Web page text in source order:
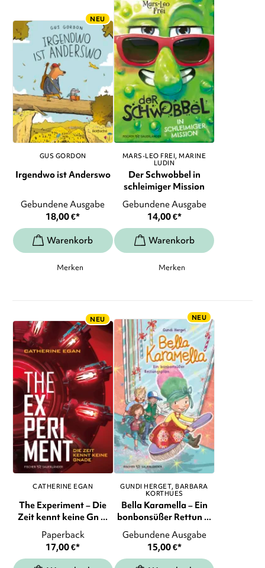
NEU
GUS GORDON
Irgendwo ist Anderswo
Gebundene Ausgabe
18,00€*
Merken
MARS-LEO FREI MARINE
LUDIN
Der Schwobbel in
schleimiger Mission
Gebundene Ausgabe
14,00€*
Merken
NEU
CATHERINE EGAN
The Experiment – Die
Zeit kennt keine Gn ...
Paperback
17,00€*
NEU
GUNDI HERGET BARBARA
KORTHUES
Bella Karamella – Ein
bonbonsüßer Rettun ...
Gebundene Ausgabe
15,00€*